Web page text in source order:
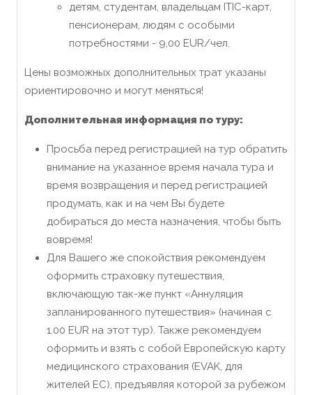
детям, студентам, владельцам ITIC-карт,
пенсионерам, людям с особыми
потребностями - 9,00 EUR/чел.
Цены возможных дополнительных трат указаны
ориентировочно и могут меняться!
Дополнительная информация по туру:
Просьба перед регистрацией на тур обратить
внимание на указанное время начала тура и
время возвращения и перед регистрацией
продумать, как и на чем Вы будете
добираться до места назначения, чтобы быть
вовремя!
Для Вашего же спокойствия рекомендуем
оформить страховку путешествия,
включающую так-же пункт «Аннуляция
запланированного путешествия» (начиная с
1.00 EUR на этот тур). Также рекомендуем
оформить и взять с собой Европейскую карту
медицинского страхования (EVAK, для
жителей ЕС), предъявляя которой за рубежом